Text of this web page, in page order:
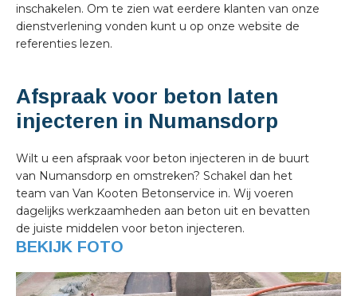
inschakelen. Om te zien wat eerdere klanten van onze
dienstverlening vonden kunt u op onze website de
referenties lezen.
Afspraak voor beton laten
injecteren in Numansdorp
Wilt u een afspraak voor beton injecteren in de buurt
van Numansdorp en omstreken? Schakel dan het
team van Van Kooten Betonservice in. Wij voeren
dagelijks werkzaamheden aan beton uit en bevatten
de juiste middelen voor beton injecteren.
BEKIJK FOTO